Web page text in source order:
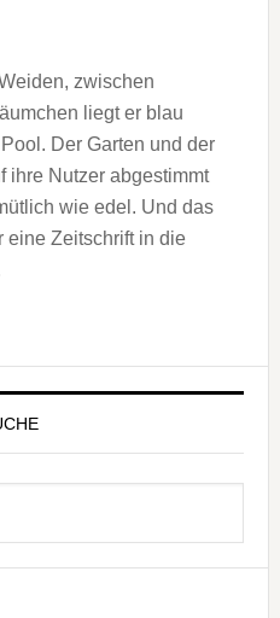
zwischen
liegt er blau
Der Garten und der
ihre Nutzer abgestimmt
wie edel. Und das
eine Zeitschrift in die